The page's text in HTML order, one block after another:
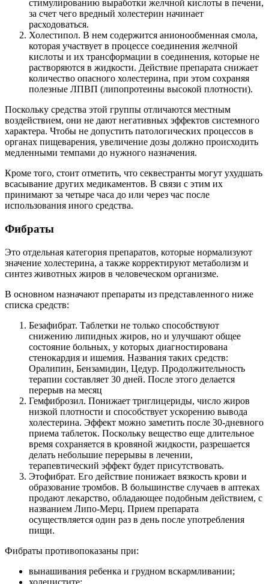
стимулированию выработки желчной кислоты в печени,
за счет чего вредный холестерин начинает
расходоваться.
Холестипол. В нем содержится анионообменная смола,
которая участвует в процессе соединения желчной
кислоты и их трансформации в соединения, которые не
растворяются в жидкости. Действие препарата снижает
количество опасного холестерина, при этом сохраняя
полезные ЛПВП (липопротеины высокой плотности).
Поскольку средства этой группы отличаются местным
воздействием, они не дают негативных эффектов системного
характера. Чтобы не допустить патологических процессов в
органах пищеварения, увеличение дозы должно происходить
медленными темпами до нужного назначения.
Кроме того, стоит отметить, что секвестранты могут ухудшать
всасывание других медикаментов. В связи с этим их
принимают за четыре часа до или через час после
использования иного средства.
Фибраты
Это отдельная категория препаратов, которые нормализуют
значение холестерина, а также корректируют метаболизм и
синтез животных жиров в человеческом организме.
В основном назначают препараты из представленного ниже
списка средств:
Безафибрат. Таблетки не только способствуют
снижению липидных жиров, но и улучшают общее
состояние больных, у которых диагностирована
стенокардия и ишемия. Названия таких средств:
Оралипин, Бензамидин, Цедур. Продолжительность
терапии составляет 30 дней. После этого делается
перерыв на месяц
Гемфиброзил. Понижает триглицериды, число жиров
низкой плотности и способствует ускорению вывода
холестерина. Эффект можно заметить после 30-дневного
приема таблеток. Поскольку вещество еще длительное
время сохраняется в кровяной жидкости, разрешается
делать небольшие перерывы в лечении,
терапевтический эффект будет присутствовать.
Этофибрат. Его действие понижает вязкость крови и
образование тромбов. В большинстве случаев в аптеках
продают лекарство, обладающее подобным действием, с
названием Липо-Мерц. Прием препарата
осуществляется один раз в день после употребления
пищи.
Фибраты противопоказаны при:
вынашивания ребенка и грудном вскармливании;
холецистите;